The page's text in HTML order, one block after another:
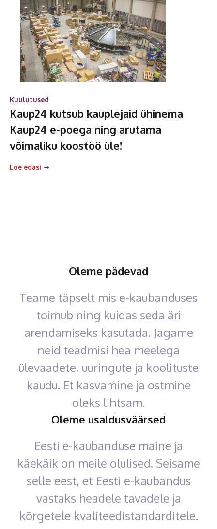
Kuulutused
Kaup24 kutsub kauplejaid ühinema
Kaup24 e-poega ning arutama
võimaliku koostöö üle!
Loe edasi
Oleme pädevad
Teame täpselt mis e-kaubanduses
toimub ning kuidas seda äri
arendamiseks kasutada. Jagame
neid teadmisi hea meelega
ülevaadete, uuringute ja koolituste
kaudu. Et kasvamine ja ostmine
oleks lihtsam.
Oleme usaldusväärsed
Eesti e-kaubanduse maine ja
käekäik on meile olulised. Seisame
selle eest, et Eesti e-kaubandus
vastaks headele tavadele ja
kõrgetele kvaliteedistandarditele.